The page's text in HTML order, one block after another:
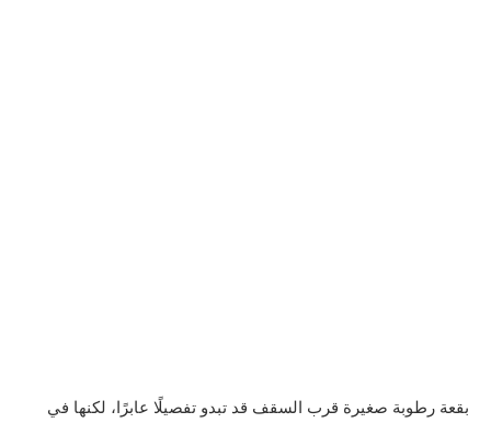
بقعة رطوبة صغيرة قرب السقف قد تبدو تفصيلًا عابرًا، لكنها في